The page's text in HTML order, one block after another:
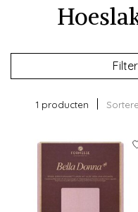
1 producten